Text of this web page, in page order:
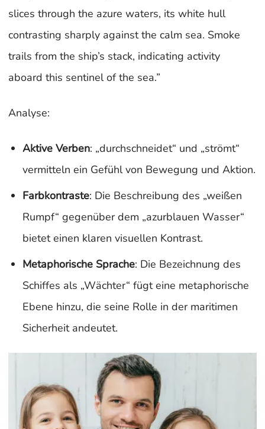
slices through the azure waters, its white hull
contrasting sharply against the calm sea. Smoke
trails from the ship’s stack, indicating activity
aboard this sentinel of the sea.”
Analyse:
Aktive Verben: „durchschneidet“ und „strömt“
vermitteln ein Gefühl von Bewegung und Aktion.
Farbkontraste: Die Beschreibung des „weißen
Rumpf“ gegenüber dem „azurblauen Wasser“
bietet einen klaren visuellen Kontrast.
Metaphorische Sprache: Die Bezeichnung des
Schiffes als „Wächter“ fügt eine metaphorische
Ebene hinzu, die seine Rolle in der maritimen
Sicherheit andeutet.